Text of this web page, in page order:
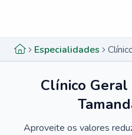
Especialidades
Clínico
Aproveite os valores